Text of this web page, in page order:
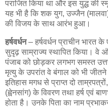
पराजित किया था और इस युद्ध की
यह भी है कि शक युग, उज्जैन
की विजय के साथ आरंभ हुआ।
हर्षवर्धन– हर्षवर्धन प्राचीन भारत
सुदृढ़ साम्राज्य स्थापित किया। वे
पंजाब को छोड़कर लगभग समस्त
मृत्यु के उपरांत वे बंगाल को भी
इतिहास मगध से प्राप्त दो
(ह्वेनसांग) के विवरण तथा हर्ष एवं
होता है। उनके पिता का नाम